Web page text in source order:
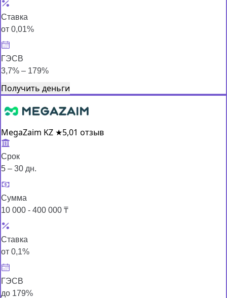
Ставка
от 0,01%
ГЭСВ
3,7% – 179%
Получить деньги
MegaZaim KZ ★5,01 отзыв
Срок
5 – 30 дн.
Сумма
10 000 - 400 000 ₸
Ставка
от 0,1%
ГЭСВ
до 179%